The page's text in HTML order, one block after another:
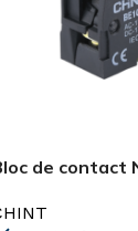
de contact